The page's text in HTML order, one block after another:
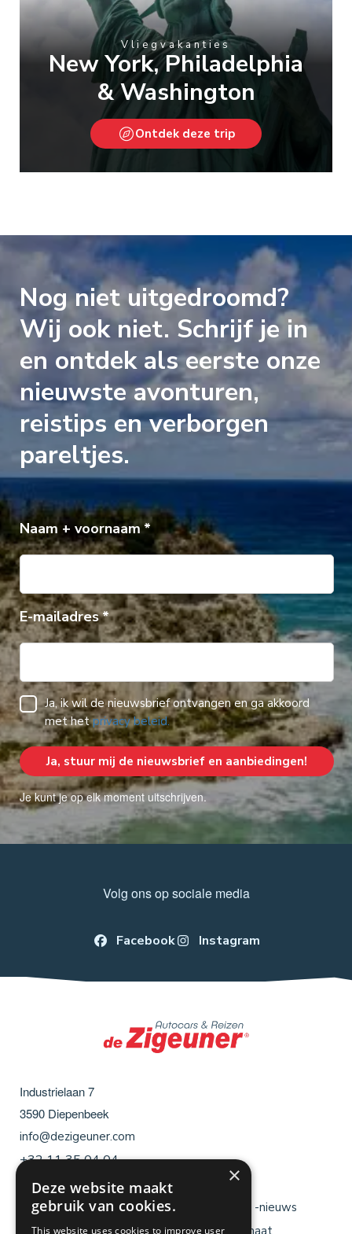
Vliegvakanties
New York, Philadelphia
& Washington
Ontdek deze trip
Nog niet uitgedroomd?
Wij ook niet. Schrijf je in
en ontdek als eerste onze
nieuwste avonturen,
reistips en verborgen
pareltjes.
Naam + voornaam
E-mailadres
Ja, ik wil de nieuwsbrief ontvangen en ga akkoord
met hetprivacy beleid.
Je kunt je op elk moment uitschrijven.
Volg ons op sociale media
Facebook Instagram
Industrielaan 7
3590 Diepenbeek
info@dezigeuner.com
+32 11 35 04 04
Menu
voet
Brochures
Cadeaubon
voet
Reisblogs & -nieuws
Reizen op maat
×
Deze website maakt
gebruik van cookies.
This website uses cookies to improve user